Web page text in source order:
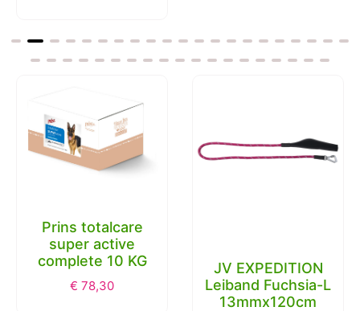
Prins totalcare
super active
complete 10 KG
€ 78,30
JV EXPEDITION
Leiband Fuchsia-L
13mmx120cm